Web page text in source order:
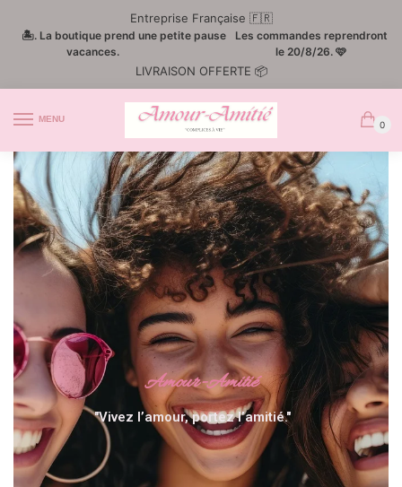
Entreprise Française 🇫🇷
🏝️. La boutique prend une petite pause
vacances.
Les commandes reprendront
le 20/8/26. 🩷
LIVRAISON OFFERTE 📦
MENU
0
Amour-Amitié
"Vivez l’amour, portez l’amitié."